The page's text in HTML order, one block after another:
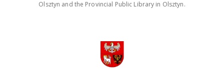
Olsztyn and the Provincial Public Library in Olsztyn.